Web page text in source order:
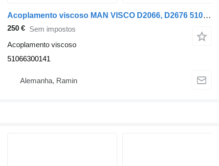
Acoplamento viscoso MAN VISCO D2066, D2676 51066300141 para camião MAN TGA, TGS, TGX
250 € Sem impostos
Acoplamento viscoso
51066300141
Alemanha, Ramin